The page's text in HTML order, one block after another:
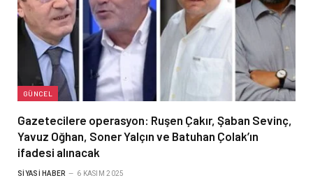
GÜNCEL
Gazetecilere operasyon: Ruşen Çakır, Şaban Sevinç,
Yavuz Oğhan, Soner Yalçın ve Batuhan Çolak’ın
ifadesi alınacak
SIYASI HABER 6 KASIM 2025